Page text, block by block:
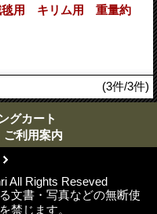
毯用 キリム用 重量約
(3件/3件)
グカート
ご利用案内
All Rights Reseved
文書・写真などの無断使
禁じます。